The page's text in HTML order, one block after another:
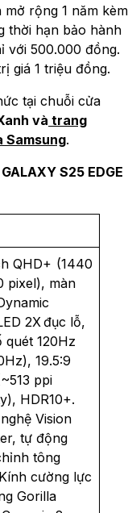
mở rộng 1 năm kèm
thời hạn bảo hành
với 500.000 đồng.
giá 1 triệu đồng.
tại chuỗi cửa
và trang
Samsung.
S25 EDGE
QHD+ (1440
pixel), màn
2X đục lỗ,
quét 120Hz
19.5:9
ppi
HDR10+.
Vision
tự động
tông
cường lực
Gorilla